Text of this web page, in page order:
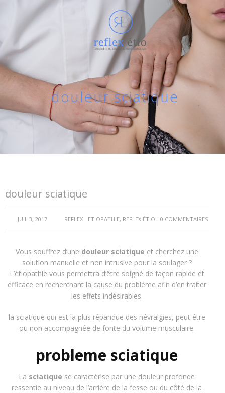
douleur sciatique
douleur sciatique
JUIL 3, 2017 0 COMMENTAIRES
ETIOPATHIE, REFLEX ÉTIO
REFLEX
Vous souffrez d’une douleur sciatique et cherchez une
solution manuelle et non intrusive pour la soulager ?
L’étiopathie vous permettra d’être soigné de façon rapide et
efficace en recherchant la cause du problème afin d’en traiter
les effets indésirables.
la sciatique qui est la plus répandue des névralgies, peut être
ou non accompagnée de fonte du volume musculaire.
probleme sciatique
La sciatique se caractérise par une douleur profonde
ressentie au niveau de l’arrière de la fesse ou du côté de la